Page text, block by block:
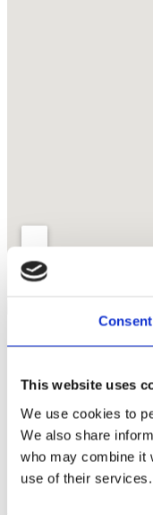
Consent
This website uses
We use cookies to
We also share
who may combine it
use of their services.
+385 21 880 440